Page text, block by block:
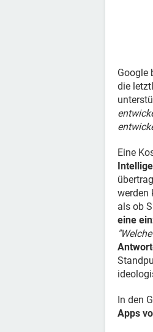
Google
die
Eine
werden
als ob
eine
In den
Apps